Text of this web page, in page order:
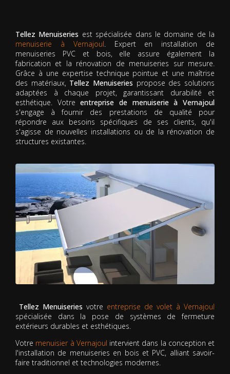
Tellez Menuiseries est spécialisée dans le domaine de la
menuiserie à Vernajoul. Expert en installation de
menuiseries PVC et bois, elle assure également la
fabrication et la rénovation de menuiseries sur mesure.
Grâce à une expertise technique pointue et une maîtrise
des matériaux, Tellez Menuiseries propose des solutions
adaptées à chaque projet, garantissant durabilité et
esthétique. Votreentreprise de menuiserie à Vernajoul
s'engage à fournir des prestations de qualité pour
répondre aux besoins spécifiques de ses clients, qu'il
s'agisse de nouvelles installations ou de la rénovation de
structures existantes.
Tellez Menuiseries votre entreprise de volet à Vernajoul
spécialisée dans la pose de systèmes de fermeture
extérieurs durables et esthétiques.
Votre menuisier à Vernajoul intervient dans la conception et
l'installation de menuiseries en bois et PVC, alliant savoir-
faire traditionnel et technologies modernes.